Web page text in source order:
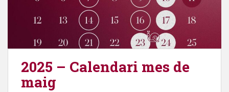
2025 – Calendari mes de
maig